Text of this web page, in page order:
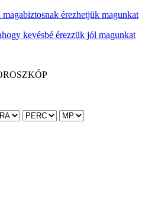
érezhetjük magunkat
kevésbé érezzük jól magunkat